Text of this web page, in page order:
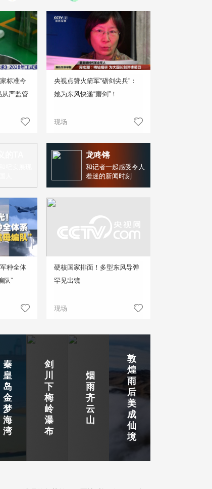
标准今
从严监管
央视点赞火箭军“砺剑尖兵”：
她为东风快递“磨剑”！
现场
龙咚锵
和记者一起感受令人
着迷的新闻时刻
种全体
队”
硬核国家排面！多型东风导弹
罕见出镜
现场
秦
皇
岛
金
梦
海
湾
剑
川
下
梅
岭
瀑
布
烟
雨
齐
云
山
敦
煌
雨
后
美
成
仙
境